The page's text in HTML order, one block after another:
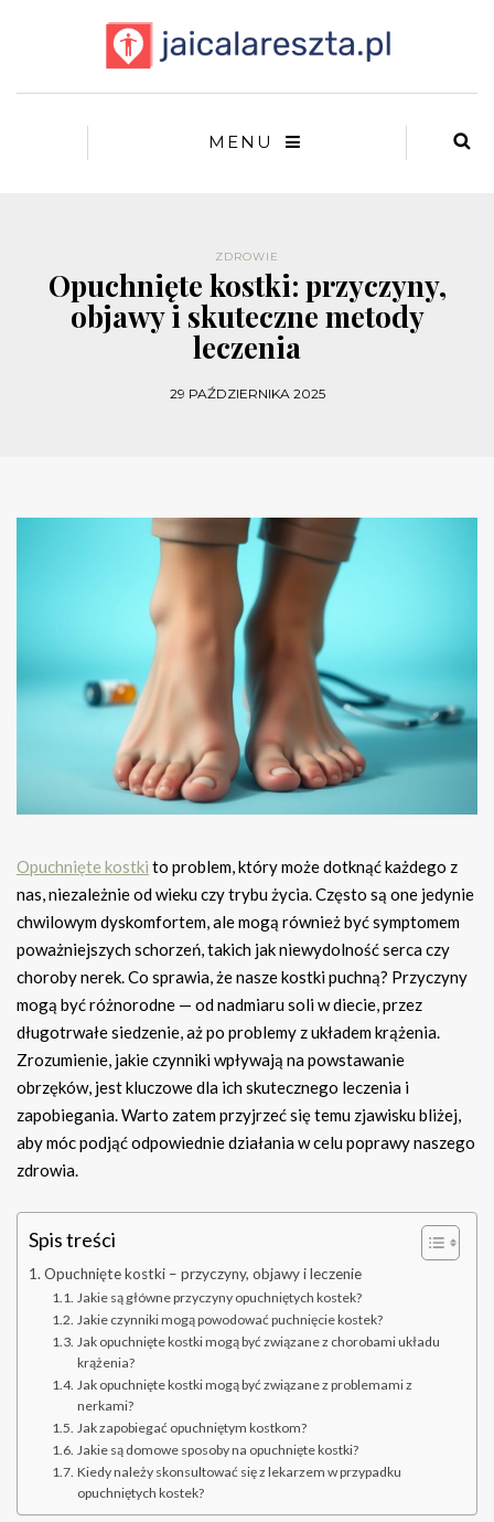
MENU
ZDROWIE
Opuchnięte kostki: przyczyny,
objawy i skuteczne metody
leczenia
29 PAŹDZIERNIKA 2025
Opuchnięte kostki to problem, który może dotknąć każdego z
nas, niezależnie od wieku czy trybu życia. Często są one jedynie
chwilowym dyskomfortem, ale mogą również być symptomem
poważniejszych schorzeń, takich jak niewydolność serca czy
choroby nerek. Co sprawia, że nasze kostki puchną? Przyczyny
mogą być różnorodne — od nadmiaru soli w diecie, przez
długotrwałe siedzenie, aż po problemy z układem krążenia.
Zrozumienie, jakie czynniki wpływają na powstawanie
obrzęków, jest kluczowe dla ich skutecznego leczenia i
zapobiegania. Warto zatem przyjrzeć się temu zjawisku bliżej,
aby móc podjąć odpowiednie działania w celu poprawy naszego
zdrowia.
Spis treści
Opuchnięte kostki – przyczyny, objawy i leczenie
Jakie są główne przyczyny opuchniętych kostek?
Jakie czynniki mogą powodować puchnięcie kostek?
Jak opuchnięte kostki mogą być związane z chorobami układu
krążenia?
Jak opuchnięte kostki mogą być związane z problemami z
nerkami?
Jak zapobiegać opuchniętym kostkom?
Jakie są domowe sposoby na opuchnięte kostki?
Kiedy należy skonsultować się z lekarzem w przypadku
opuchniętych kostek?